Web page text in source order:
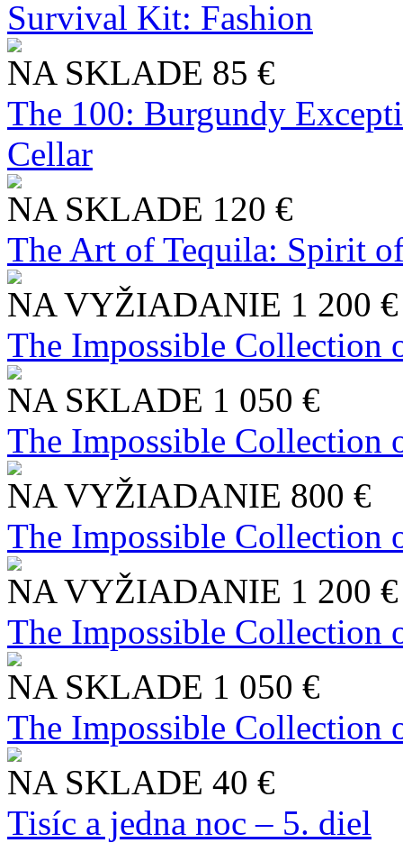
Survival Kit: Fashion
NA SKLADE 85 €
The 100: Burgundy
Cellar
NA SKLADE 120 €
The Art of Tequila: Spirit
NA VYŽIADANIE 1 200 €
The Impossible Collection
NA SKLADE 1 050 €
The Impossible Collection
NA VYŽIADANIE 800 €
The Impossible Collection
NA VYŽIADANIE 1 200 €
The Impossible Collection
NA SKLADE 1 050 €
The Impossible Collection
NA SKLADE 40 €
Tisíc a jedna noc – 5. diel